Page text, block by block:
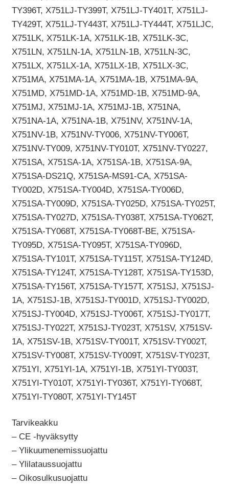
Tarvikeakku
– CE -hyväksytty
– Ylikuumenemissuojattu
– Ylilataussuojattu
– Oikosulkusuojattu